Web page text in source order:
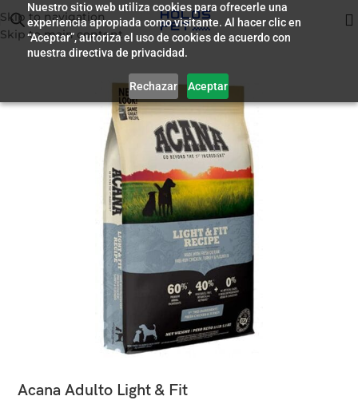
Nuestro sitio web utiliza cookies para ofrecerle una
experiencia apropiada como visitante. Al hacer clic en
“Aceptar”, autoriza el uso de cookies de acuerdo con
nuestra directiva de privacidad.
Rechazar Aceptar
Skip to navigation
Skip to main content
Inicio/Alimento para Perros
Acana Adulto Light & Fit